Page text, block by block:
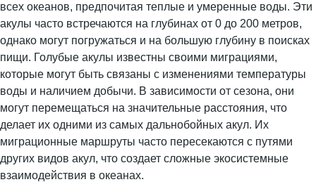
всех океанов, предпочитая теплые и умеренные воды. Эти
акулы часто встречаются на глубинах от 0 до 200 метров,
однако могут погружаться и на большую глубину в поисках
пищи. Голубые акулы известны своими миграциями,
которые могут быть связаны с изменениями температуры
воды и наличием добычи. В зависимости от сезона, они
могут перемещаться на значительные расстояния, что
делает их одними из самых дальнобойных акул. Их
миграционные маршруты часто пересекаются с путями
других видов акул, что создает сложные экосистемные
взаимодействия в океанах.